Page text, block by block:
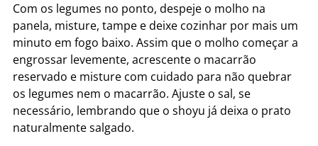
Com os legumes no ponto, despeje o molho na
panela, misture, tampe e deixe cozinhar por mais um
minuto em fogo baixo. Assim que o molho começar a
engrossar levemente, acrescente o macarrão
reservado e misture com cuidado para não quebrar
os legumes nem o macarrão. Ajuste o sal, se
necessário, lembrando que o shoyu já deixa o prato
naturalmente salgado.